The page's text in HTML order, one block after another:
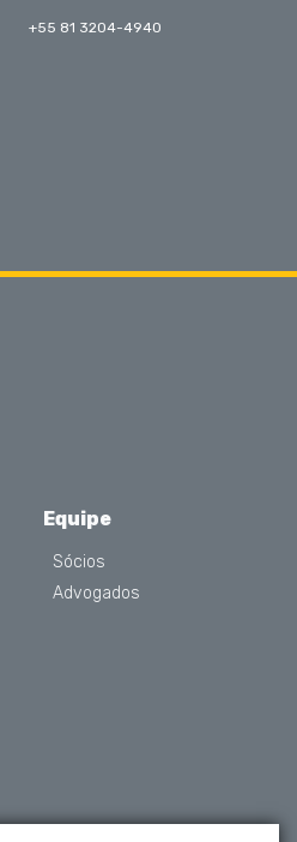
+55 81 3204-4940
Equipe
Sócios
Advogados